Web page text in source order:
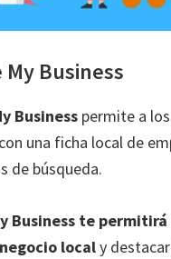
My Business
Business permite a
una ficha local de
de búsqueda.
Business te
localy